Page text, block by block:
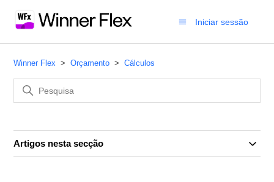
Iniciar sessão
Winner Flex Orçamento Cálculos
Artigos nesta secção